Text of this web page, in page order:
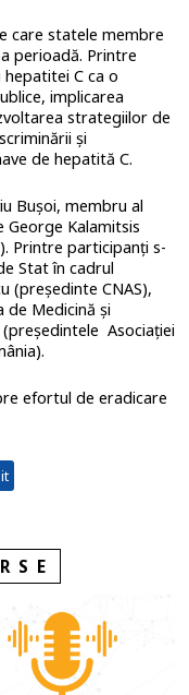
care statele membre
perioadă. Printre
C ca o
implicarea
strategiilor de
și
de hepatită C.
Buşoi, membru al
George Kalamitsis
Printre participanți s-
Stat în cadrul
(președinte CNAS),
de Medicină și
(președintele Asociației
efortul de eradicare